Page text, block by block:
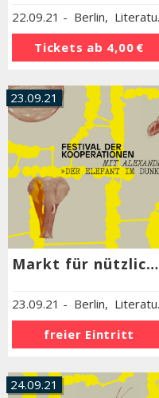
22.09.21 - Berlin, Literaturhaus Berlin
Tickets ab 4,00 €
23.09.21
Markt für nützliches Wissen und Nicht-Wissen. Lizenz Nr. 9 in Kooperation mit dem Goethe Institut Brüssel und der Mobilen Akademie Berlin
23.09.21 - Berlin, Literaturhaus Berlin
freier Eintritt
24.09.21